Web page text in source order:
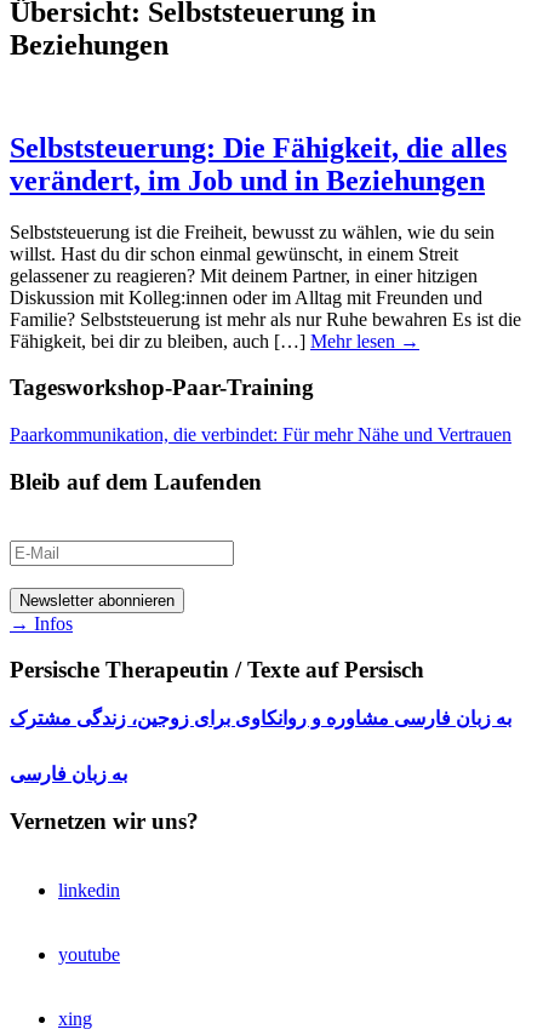
Übersicht: Selbststeuerung in
Beziehungen
Selbststeuerung: Die Fähigkeit, die alles
verändert, im Job und in Beziehungen
Selbststeuerung ist die Freiheit, bewusst zu wählen, wie du sein
willst. Hast du dir schon einmal gewünscht, in einem Streit
gelassener zu reagieren? Mit deinem Partner, in einer hitzigen
Diskussion mit Kolleg:innen oder im Alltag mit Freunden und
Familie? Selbststeuerung ist mehr als nur Ruhe bewahren Es ist die
Fähigkeit, bei dir zu bleiben, auch […] Mehr lesen →
Tagesworkshop-Paar-Training
Paarkommunikation, die verbindet: Für mehr Nähe und Vertrauen
Bleib auf dem Laufenden
→ Infos
Persische Therapeutin / Texte auf Persisch
به زبان فارسی مشاوره و روانکاوی برای زوجین، زندگی مشترک
به زبان فارسی
Vernetzen wir uns?
linkedin
youtube
xing